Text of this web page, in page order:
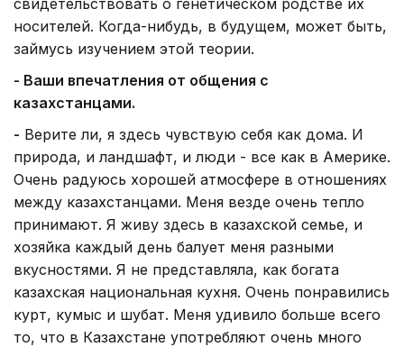
носителей. Когда-нибудь, в будущем, может быть,
займусь изучением этой теории.
- Ваши впечатления от общения с
казахстанцами.
- Верите ли, я здесь чувствую себя как дома. И
природа, и ландшафт, и люди - все как в Америке.
Очень радуюсь хорошей атмосфере в отношениях
между казахстанцами. Меня везде очень тепло
принимают. Я живу здесь в казахской семье, и
хозяйка каждый день балует меня разными
вкусностями. Я не представляла, как богата
казахская национальная кухня. Очень понравились
курт, кумыс и шубат. Меня удивило больше всего
то, что в Казахстане употребляют очень много